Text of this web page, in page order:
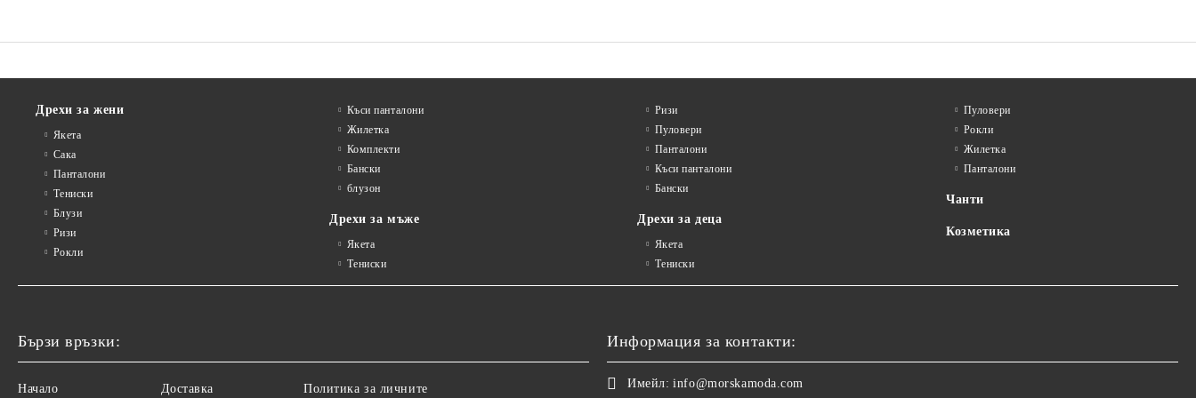
Дрехи за жени
Якета
Сакa
Панталони
Тениски
Блузи
Ризи
Рокли
Къси панталони
Жилетка
Комплекти
Бански
блузон
Дрехи за мъже
Якета
Тениски
Ризи
Пуловери
Панталони
Къси панталони
Бански
Дрехи за деца
Якета
Тениски
Пуловери
Рокли
Жилетка
Панталони
Чанти
Козметика
Бързи връзки:
Начало Доставка Политика за личните
Информация за контакти:
Имейл: info@morskamoda.com